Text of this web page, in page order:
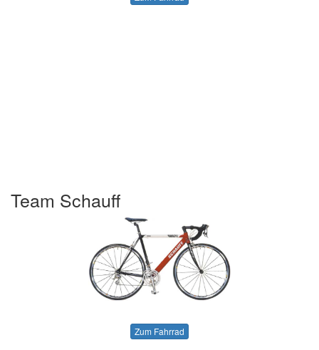
Team Schauff
Zum Fahrrad